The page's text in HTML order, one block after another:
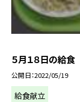
５月１８日の給食
公開日 2022/05/19
給食献立